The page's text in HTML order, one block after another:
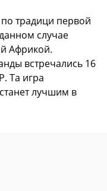
традици первой
случае
Африкой.
встречались 16
Та игра
лучшим в